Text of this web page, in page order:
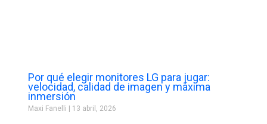
Por qué elegir monitores LG para jugar:
velocidad, calidad de imagen y máxima
inmersión
Maxi Fanelli 13 abril, 2026